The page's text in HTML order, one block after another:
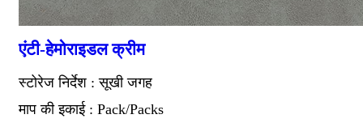
एंटी-हेमोराइडल क्रीम
स्टोरेज निर्देश : सूखी जगह
माप की इकाई : Pack/Packs